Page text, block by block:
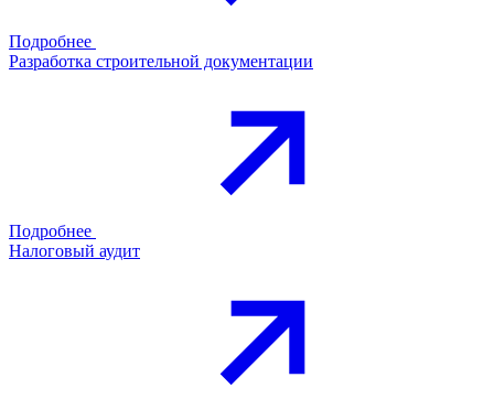
Подробнее
Разработка строительной документации
Подробнее
Налоговый аудит